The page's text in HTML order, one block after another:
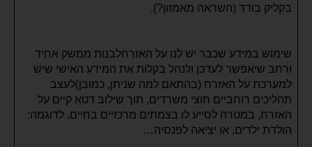
בקליק בודד (השראה מאמזון?).
שימוש במידע שכבר יש לנו על האזרחלבנות ממשק אחיד
ורחב שיאפשר לעדכן ולנהל בקלות את המידע האישי שיש
למערכת על האזרח (בהתאם למה שניתן, כמובן)לעצב
תהליכים רוחביים חוצי משרדים, תוך שילוב דטא קיים על
האזרח, במטרה לסייע לו בצמתים מרכזיים בחיים. לדוגמה:
הולדת ילדים, או יציאה לפנסיה…